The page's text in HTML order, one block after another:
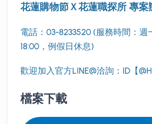
花蓮購物節Ｘ花蓮職探所 專案
電話：03-8233520 (服務時間：週
18:00，例假日休息)
歡迎加入官方LINE@洽詢：ID【
檔案下載